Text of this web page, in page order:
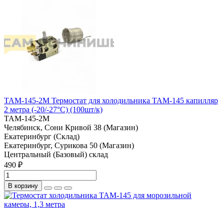
ТАМ-145-2М Термостат для холодильника TAM-145 капилляр
2 метра (-20/-27°C) (100шт/к)
ТАМ-145-2М
Челябинск, Сони Кривой 38 (Магазин)
Екатеринбург (Склад)
Екатеринбург, Сурикова 50 (Магазин)
Центральный (Базовый) склад
490 ₽
В корзину